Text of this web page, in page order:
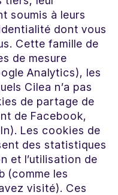
soumis à leurs
dont vous
Cette famille de
de mesure
Analytics), les
Cilea n’a pas
de partage de
de Facebook,
Les cookies de
des statistiques
et l’utilisation de
(comme les
visité). Ces